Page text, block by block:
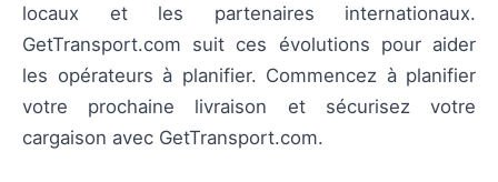
locaux et les partenaires internationaux.
GetTransport.com suit ces évolutions pour aider
les opérateurs à planifier. Commencez à planifier
votre prochaine livraison et sécurisez votre
cargaison avec GetTransport.com.